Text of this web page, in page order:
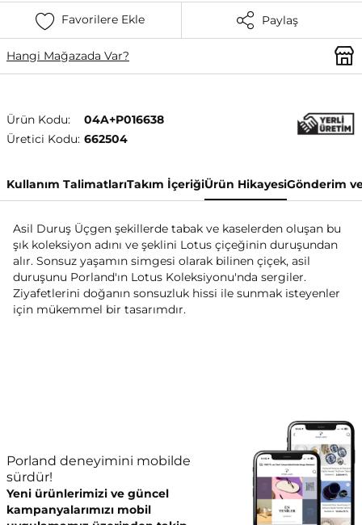
Favorilere Ekle Paylaş
Hangi Mağazada Var?
Ürün Kodu:
04A+P016638
Üretici Kodu: 662504
Kullanım TalimatlarıTakım İçeriğiÜrün HikayesiGönderim
Asil Duruş Üçgen şekillerde tabak ve kaselerden oluşan bu
şık koleksiyon adını ve şeklini Lotus çiçeğinin duruşundan
alır. Sonsuz yaşamın simgesi olarak bilinen çiçek, asil
duruşunu Porland'ın Lotus Koleksiyonu'nda sergiler.
Ziyafetlerini doğanın sonsuzluk hissi ile sunmak isteyenler
için mükemmel bir tasarımdır.
Porland deneyimini mobilde
sürdür!
Yeni ürünlerimizi ve güncel
kampanyalarımızı mobil